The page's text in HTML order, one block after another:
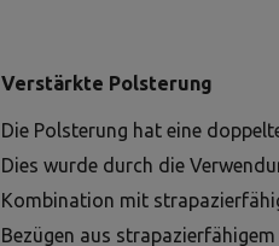
Verstärkte Polsterung
Die Polsterung hat eine
Dies wurde durch die
Kombination mit
Bezügen aus